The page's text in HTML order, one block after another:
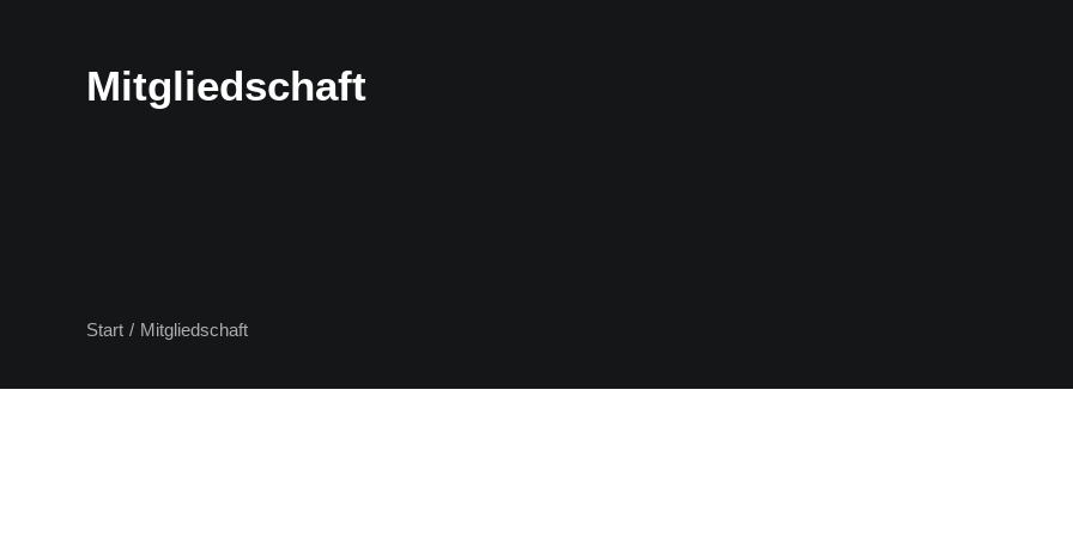
Mitgliedschaft
Start Mitgliedschaft